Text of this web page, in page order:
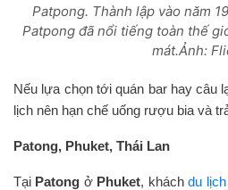
Patpong. Thành lập vào năm
Patpong đã nổi tiếng toàn thế
mát.Ảnh:
Nếu lựa chọn tới quán bar hay câu
lịch nên hạn chế uống rượu bia và
Patong, Phuket, Thái Lan
Tại Patong ở Phuket, kháchdu